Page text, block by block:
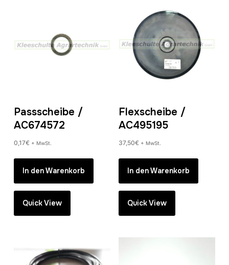
Passscheibe /
AC674572
0,17€ + MwSt.
In den Warenkorb
Quick View
Flexscheibe /
AC495195
37,50€ + MwSt.
In den Warenkorb
Quick View